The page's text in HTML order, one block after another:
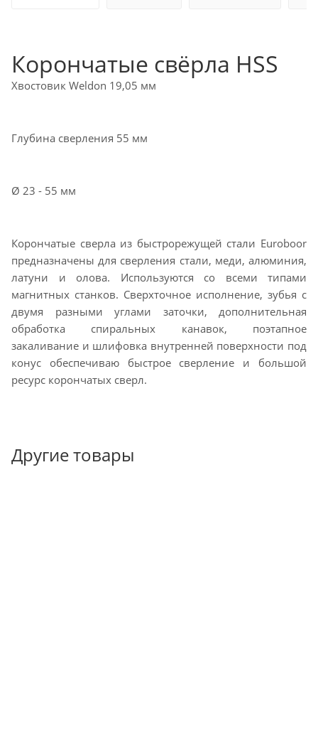
Корончатые свёрла HSS
Хвостовик Weldon 19,05 мм
Глубина сверления 55 мм
Ø 23 - 55 мм
Корончатые сверла из быстрорежущей стали Euroboor
предназначены для сверления стали, меди, алюминия,
латуни и олова. Используются со всеми типами
магнитных станков. Сверхточное исполнение, зубья с
двумя разными углами заточки, дополнительная
обработка спиральных канавок, поэтапное
закаливание и шлифовка внутренней поверхности под
конус обеспечиваю быстрое сверление и большой
ресурс корончатых сверл.
Другие товары